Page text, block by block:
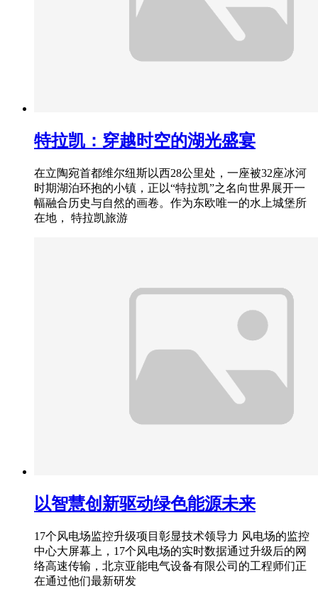
特拉凯：穿越时空的湖光盛宴
在立陶宛首都维尔纽斯以西28公里处，一座被32座冰河
时期湖泊环抱的小镇，正以“特拉凯”之名向世界展开一
幅融合历史与自然的画卷。作为东欧唯一的水上城堡所
在地， 特拉凯旅游
以智慧创新驱动绿色能源未来
17个风电场监控升级项目彰显技术领导力 风电场的监控
中心大屏幕上，17个风电场的实时数据通过升级后的网
络高速传输，北京亚能电气设备有限公司的工程师们正
在通过他们最新研发